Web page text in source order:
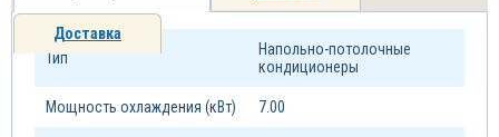
Доставка
Тип
Напольно-потолочные
кондиционеры
Мощность охлаждения (кВт) 7.00